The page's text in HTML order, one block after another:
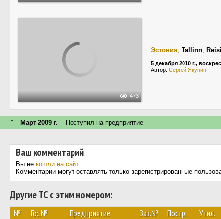
473
Эстония, Tallinn,
5 декабря 2010 г.,
Автор: Сергей Якунин
↑ Март 2009 г. Поступил на предприятие
Ваш комментарий
Вы не вошли на сайт.
Комментарии могут оставлять только зарегистрированные
Другие ТС с этим номером:
№ Гос.№ Предприятие Зав.№ Постр. Утил.